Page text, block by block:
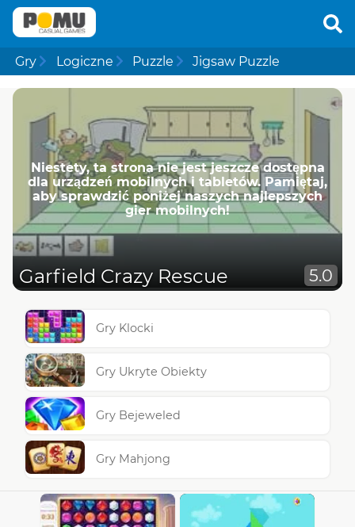
Gry Logiczne Puzzle Jigsaw Puzzle
Niestety, ta strona nie jest jeszcze dostępna
dla urządzeń mobilnych i tabletów. Pamiętaj,
aby sprawdzić poniżej naszych najlepszych
gier mobilnych!
Garfield Crazy Rescue 5.0
Gry Klocki
Gry Ukryte Obiekty
Gry Bejeweled
Gry Mahjong